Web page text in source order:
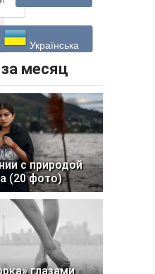
Українська
месяц
с природой
(20 фото)
глазами